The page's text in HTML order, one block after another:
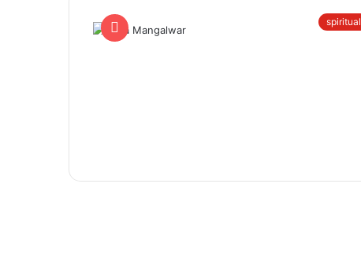
spiritual